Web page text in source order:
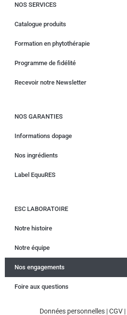
NOS SERVICES
Catalogue produits
Formation en phytothérapie
Programme de fidélité
Recevoir notre Newsletter
NOS GARANTIES
Informations dopage
Nos ingrédients
Label EquuRES
ESC LABORATOIRE
Notre histoire
Notre équipe
Nos engagements
Foire aux questions
Données personnelles|CGV|